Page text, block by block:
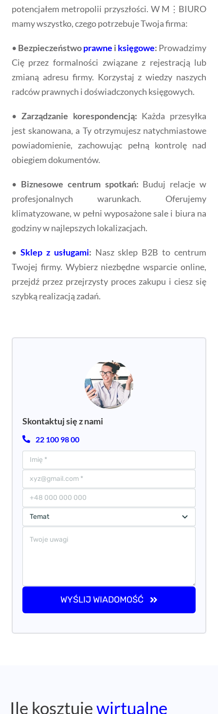
potencjałem metropolii przyszłości. W M⋮BIURO
mamy wszystko, czego potrzebuje Twoja firma:
• Bezpieczeństwoprawne i księgowe: Prowadzimy
Cię przez formalności związane z rejestracją lub
zmianą adresu firmy. Korzystaj z wiedzy naszych
radców prawnych i doświadczonych księgowych.
• Zarządzanie korespondencją: Każda przesyłka
jest skanowana, a Ty otrzymujesz natychmiastowe
powiadomienie, zachowując pełną kontrolę nad
obiegiem dokumentów.
• Biznesowe centrum spotkań: Buduj relacje w
profesjonalnych warunkach. Oferujemy
klimatyzowane, w pełni wyposażone sale i biura na
godziny w najlepszych lokalizacjach.
• Sklep z usługami: Nasz sklep B2B to centrum
Twojej firmy. Wybierz niezbędne wsparcie online,
przejdź przez przejrzysty proces zakupu i ciesz się
szybką realizacją zadań.
Skontaktuj się z nami
22 100 98 00
WYŚLIJ WIADOMOŚĆ
Ile kosztujewirtualne